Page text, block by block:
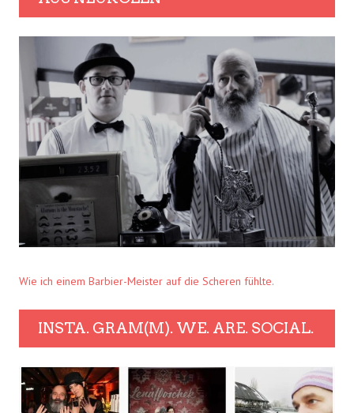
Wie ich einem Barbier-Meister auf die Scheren fühlte.
INSTA. GRAM(M). WE. ARE. SOCIAL.